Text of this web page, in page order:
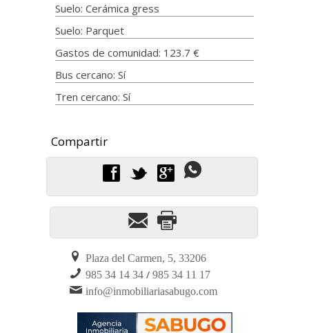
Suelo: Cerámica gress
Suelo: Parquet
Gastos de comunidad: 123.7 €
Bus cercano: Sí
Tren cercano: Sí
f t g
Plaza del Carmen, 5, 33206
985 34 14 34 / 985 34 11 17
info@inmobiliariasabugo.com